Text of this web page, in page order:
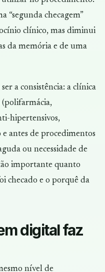
“segunda checagem”
clínico, mas diminui
da memória e de uma
a consistência: a clínica
(polifarmácia,
hipertensivos,
antes de procedimentos
ou necessidade de
importante quanto
checado e o porquê da
digital faz
nível de